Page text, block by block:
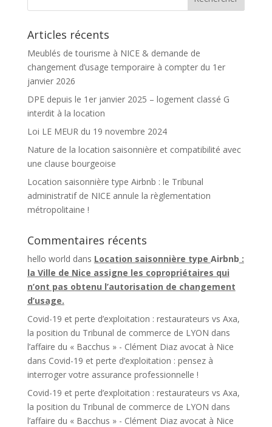
Articles récents
Meublés de tourisme à NICE & demande de
changement d’usage temporaire à compter du 1er
janvier 2026
DPE depuis le 1er janvier 2025 – logement classé G
interdit à la location
Loi LE MEUR du 19 novembre 2024
Nature de la location saisonnière et compatibilité avec
une clause bourgeoise
Location saisonnière type Airbnb : le Tribunal
administratif de NICE annule la règlementation
métropolitaine !
Commentaires récents
hello world dans Location saisonnière type Airbnb :
la Ville de Nice assigne les copropriétaires qui
n’ont pas obtenu l’autorisation de changement
d’usage.
Covid-19 et perte d’exploitation : restaurateurs vs Axa,
la position du Tribunal de commerce de LYON dans
l’affaire du « Bacchus » - Clément Diaz avocat à Nice
dans Covid-19 et perte d’exploitation : pensez à
interroger votre assurance professionnelle !
Covid-19 et perte d’exploitation : restaurateurs vs Axa,
la position du Tribunal de commerce de LYON dans
l’affaire du « Bacchus » - Clément Diaz avocat à Nice